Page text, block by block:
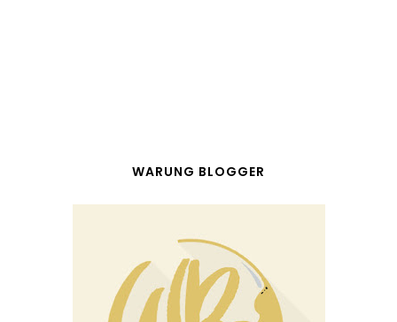
WARUNG BLOGGER